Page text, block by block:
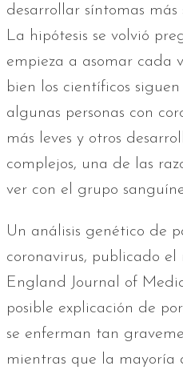
desarrollar síntomas más
La hipótesis se volvió
empieza a asomar cada
bien los científicos
algunas personas con
más leves y otros
complejos, una de las
ver con el grupo
Un análisis genético de
coronavirus, publicado
England Journal of
posible explicación de
se enferman tan
mientras que la mayoría